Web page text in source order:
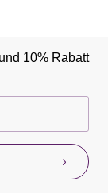
10% Rabatt